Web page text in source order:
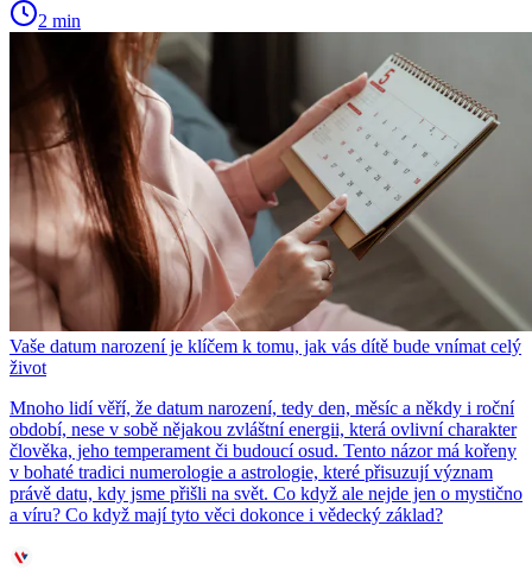
2 min
Vaše datum narození je klíčem k tomu, jak vás dítě bude vnímat celý
život
Mnoho lidí věří, že datum narození, tedy den, měsíc a někdy i roční
období, nese v sobě nějakou zvláštní energii, která ovlivní charakter
člověka, jeho temperament či budoucí osud. Tento názor má kořeny
v bohaté tradici numerologie a astrologie, které přisuzují význam
právě datu, kdy jsme přišli na svět. Co když ale nejde jen o mystično
a víru? Co když mají tyto věci dokonce i vědecký základ?